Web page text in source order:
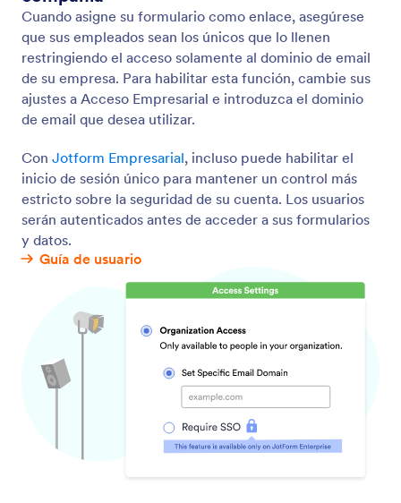
través del buzón de enviados de Jotform.
Herramientas de productividad
Ahorra tiempo y aumente su productividad con
potentes formularios en línea. Mejore sus
formularios de productividad integrándolos con sus
herramientas de productividad favoritas, como
Airtable, Slack y monday.com.